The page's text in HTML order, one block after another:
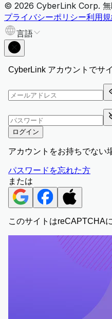
© 2026 CyberLink Corp. 無
プライバシーポリシー利用
言語